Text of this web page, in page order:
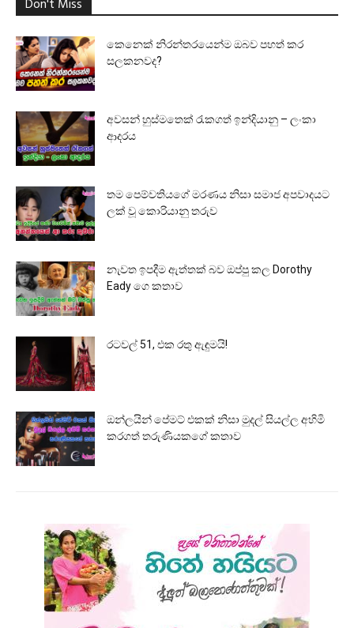
Don't Miss
කෙනෙක් නිරන්තරයෙන්ම ඔබව පහත් කර
සලකනවද?
අවසන් හුස්මතෙක් රැකගත් ඉන්දියානු – ලංකා
ආදරය
තම පෙම්වතියගේ මරණය නිසා සමාජ අපවාදයට
ලක් වූ කොරියානු තරුව
නැවත ඉපදීම ඇත්තක් බව ඔප්පු කල Dorothy
Eady ගෙ කතාව
රටවල් 51, එක රතු ඇඳුමයි!
ඔන්ලයින් පේමට් එකක් නිසා මුදල් සියල්ල අහිමි
කරගත් තරුණියකගේ කතාව